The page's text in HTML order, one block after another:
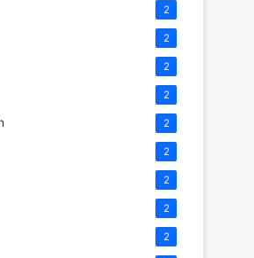
2
2
2
2
2
2
2
2
2